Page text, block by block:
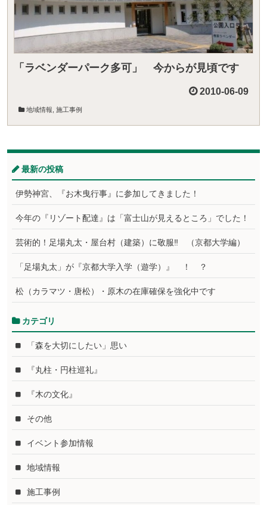
「ラベンダーパーク多可」 今からが見頃です
2010-06-09
地域情報 施工事例
最新の投稿
伊勢神宮、『お木曳行事』に参加してきました！
今年の『リゾート配達』は「富士山が見えるところ」でした！
芸術的！足場丸太・屋台村（建築）に敬服‼ （京都大学編）
「足場丸太」が『京都大学入学（遊学）』 ！ ？
松（カラマツ・唐松）・原木の在庫確保を強化中です
カテゴリ
「森を大切にしたい」思い
『丸柱・円柱巡礼』
『木の文化』
その他
イベント参加情報
地域情報
施工事例